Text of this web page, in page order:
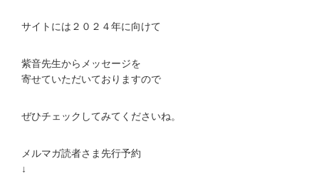
サイトには２０２４年に向けて
紫音先生からメッセージを
寄せていただいておりますので
ぜひチェックしてみてくださいね。
メルマガ読者さま先行予約
↓